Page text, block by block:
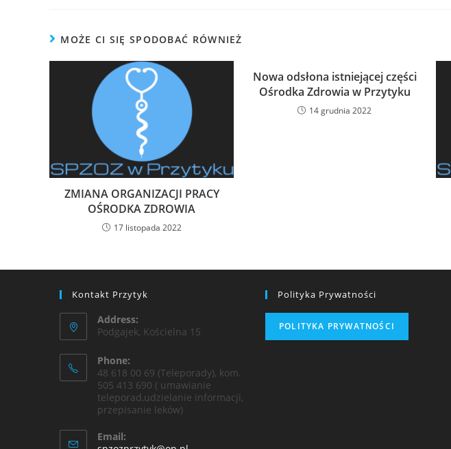
MOŻE CI SIĘ SPODOBAĆ RÓWNIEŻ
ZMIANA ORGANIZACJI PRACY
OŚRODKA ZDROWIA
17 listopada 2022
Nowa odsłona istniejącej części
Ośrodka Zdrowia w Przytyku
14 grudnia 2022
Kontakt Przytyk
Address:
Podgajek, Kościelna 15
Phone:
48 618 00 69 (Teleporady), kom.
505 413 690 ( umawianie
teleporad,udzielanie informacji,
przepisanie leków)
Email:
Polityka Prywatności
POLITYKA PRYWATNOŚCI